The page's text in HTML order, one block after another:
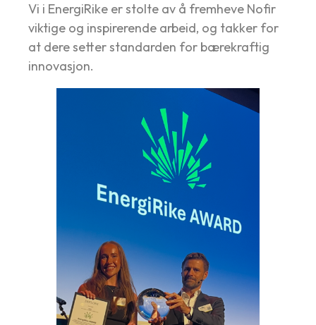
Vi i EnergiRike er stolte av å fremheve Nofir
viktige og inspirerende arbeid, og takker for
at dere setter standarden for bærekraftig
innovasjon.